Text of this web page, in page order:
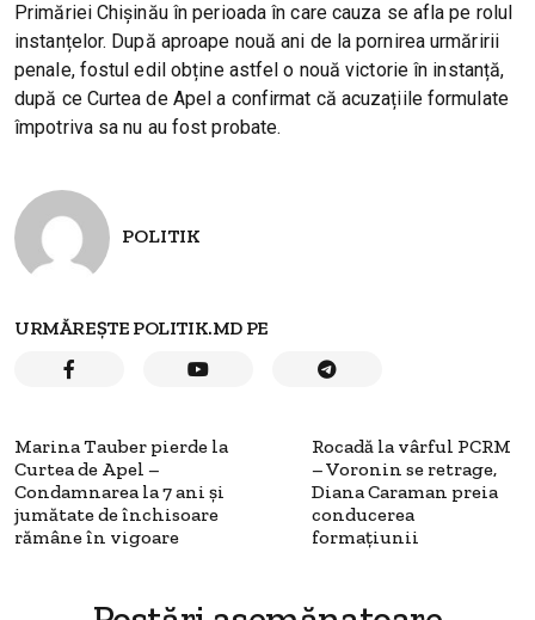
Primăriei Chișinău în perioada în care cauza se afla pe rolul
instanțelor. După aproape nouă ani de la pornirea urmăririi
penale, fostul edil obține astfel o nouă victorie în instanță,
după ce Curtea de Apel a confirmat că acuzațiile formulate
împotriva sa nu au fost probate.
POLITIK
URMĂREȘTE POLITIK.MD PE
Marina Tauber pierde la
Curtea de Apel –
Condamnarea la 7 ani și
jumătate de închisoare
rămâne în vigoare
Rocadă la vârful PCRM
– Voronin se retrage,
Diana Caraman preia
conducerea
formațiunii